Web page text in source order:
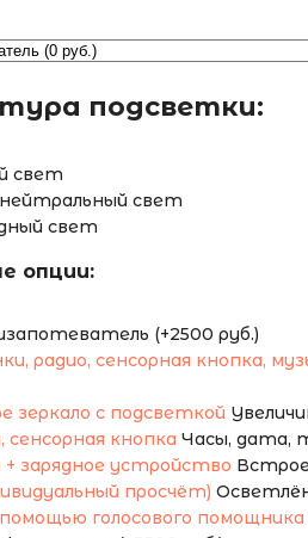
подсветки:
свет
нейтральный свет
свет
опции:
(+2500 руб.)
Часы, дата,